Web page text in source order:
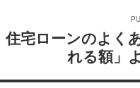
稿
ビ
住宅ローンのよく
れる額」